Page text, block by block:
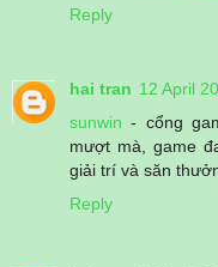
Reply
hai tran 12 April
sunwin - cổng
mượt mà, game
giải trí và săn
Reply